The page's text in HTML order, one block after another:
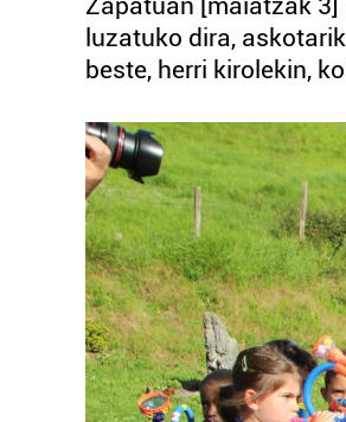
Zapatuan [maiatzak 3]
luzatuko dira,
beste, herri kirolekin,